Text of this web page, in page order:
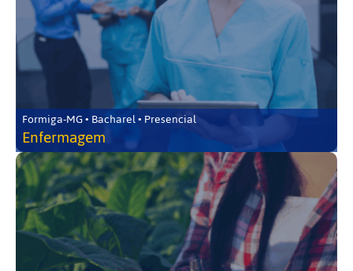
Formiga-MG • Bacharel • Presencial
Enfermagem